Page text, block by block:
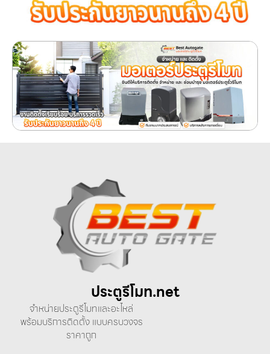
ประตูรีโมท.net
จำหน่ายประตูรีโมทและอะไหล่
พร้อมบริการติดตั้ง แบบครบวงจร
ราคาถูก